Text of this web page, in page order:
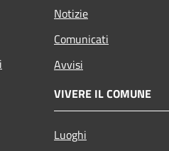
Notizie
Comunicati
Avvisi
VIVERE IL COMUNE
Luoghi